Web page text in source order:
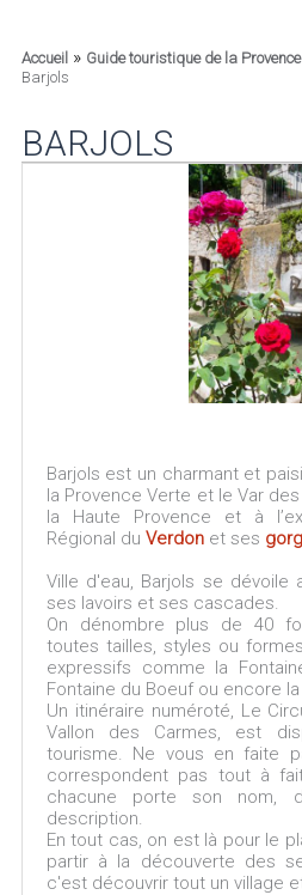
Accueil» Guide touristique de la Provence
Barjols
BARJOLS
Barjols est un charmant et
la Provence Verte et le Var
la Haute Provence et à
Régional du Verdonet ses
Ville d'eau, Barjols se dévoile
ses lavoirs et ses cascades.
On dénombre plus de 40
toutes tailles, styles ou
expressifs comme la
Fontaine du Boeuf ou encore
Un itinéraire numéroté, Le
Vallon des Carmes, est
tourisme. Ne vous en faite
correspondent pas tout à
chacune porte son nom,
description.
En tout cas, on est là pour le
partir à la découverte des
c'est découvrir tout un village